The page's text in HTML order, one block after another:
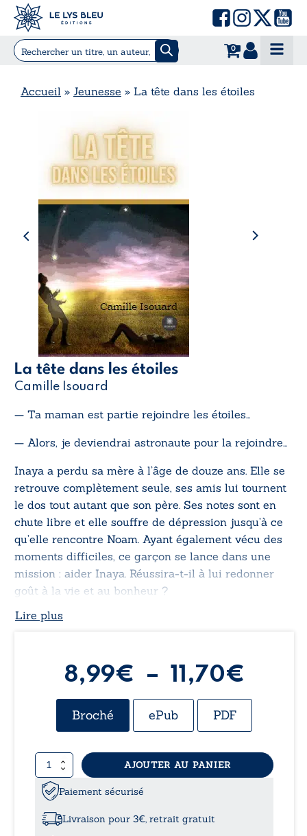
0
Accueil » Jeunesse » La tête dans les étoiles
La tête dans les étoiles
Camille Isouard
— Ta maman est partie rejoindre les étoiles…
— Alors, je deviendrai astronaute pour la rejoindre…
Inaya a perdu sa mère à l’âge de douze ans. Elle se
retrouve complètement seule, ses amis lui tournent
le dos tout autant que son père. Ses notes sont en
chute libre et elle souffre de dépression jusqu’à ce
qu’elle rencontre Noam. Ayant également vécu des
moments difficiles, ce garçon se lance dans une
mission : aider Inaya. Réussira-t-il à lui redonner
goût à la vie et au bonheur ?
Lire plus
8,99€ – 11,70€
de
Broché ePub PDF
quantité
de
La
tête
dans
AJOUTER AU PANIER
Paiement sécurisé
Livraison pour 3€, retrait gratuit